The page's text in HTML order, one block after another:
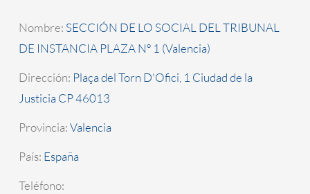
Nombre: SECCIÓN DE LO SOCIAL DEL TRIBUNAL
DE INSTANCIA PLAZA Nº 1 (Valencia)
Dirección: Plaça del Torn D'Ofici, 1 Ciudad de la
Justicia CP 46013
Provincia:Valencia
País: España
Teléfono: